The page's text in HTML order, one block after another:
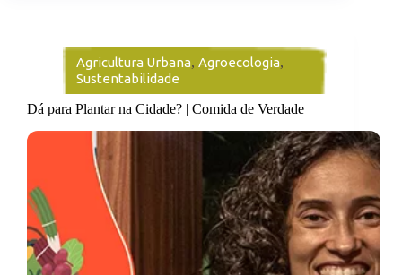
Agricultura Urbana, Agroecologia,
Sustentabilidade
Dá para Plantar na Cidade? | Comida de Verdade